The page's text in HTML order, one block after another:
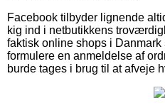
Facebook tilbyder lignende
kig ind i netbutikkens
faktisk online shops i
formulere en anmeldelse af
burde tages i brug til at afveje